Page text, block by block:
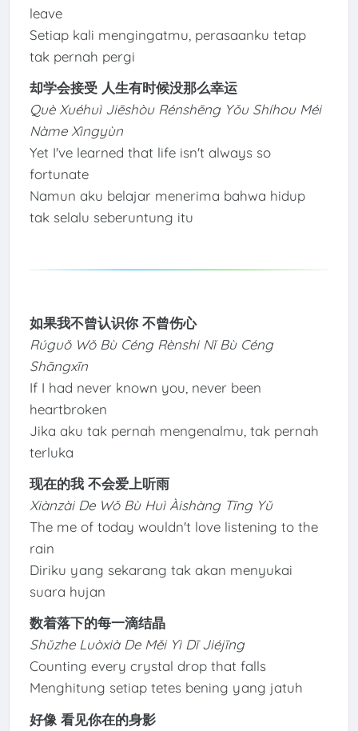
leave
Setiap kali mengingatmu, perasaanku tetap
tak pernah pergi
却学会接受 人生有时候没那么幸运
Què Xuéhuì Jiēshòu Rénshēng Yǒu Shíhou Méi
Nàme Xìngyùn
Yet I've learned that life isn't always so
fortunate
Namun aku belajar menerima bahwa hidup
tak selalu seberuntung itu
如果我不曾认识你 不曾伤心
Rúguǒ Wǒ Bù Céng Rènshi Nǐ Bù Céng
Shāngxīn
If I had never known you, never been
heartbroken
Jika aku tak pernah mengenalmu, tak pernah
terluka
现在的我 不会爱上听雨
Xiànzài De Wǒ Bù Huì Àishàng Tīng Yǔ
The me of today wouldn't love listening to the
rain
Diriku yang sekarang tak akan menyukai
suara hujan
数着落下的每一滴结晶
Shǔzhe Luòxià De Měi Yì Dī Jiéjīng
Counting every crystal drop that falls
Menghitung setiap tetes bening yang jatuh
好像 看见你在的身影